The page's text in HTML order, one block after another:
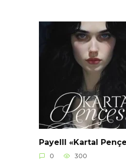
Payelll «Kartal
0 300